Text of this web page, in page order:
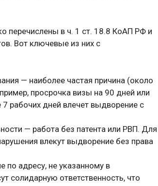
перечислены в ч. 1 ст. 18.8 КоАП РФ и
Вот ключевые из них с
— наиболее частая причина (около
просрочка визы на 90 дней или
7 рабочих дней влечет выдворение с
— работа без патента или РВП. Для
влекут выдворение без права
по адресу, не указанному в
солидарную ответственность, что